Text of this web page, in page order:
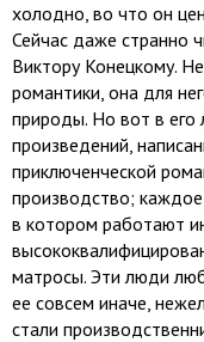
холодно, во что он
Сейчас даже странно
Виктору Конецкому.
романтики, она для
природы. Но вот в его
произведений,
приключенческой
производство;
в котором работают
матросы. Эти люди
ее совсем иначе,
стали